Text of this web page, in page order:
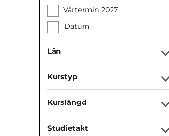
Vårtermin 2027
Datum
Län
Kurstyp
Kurslängd
Studietakt